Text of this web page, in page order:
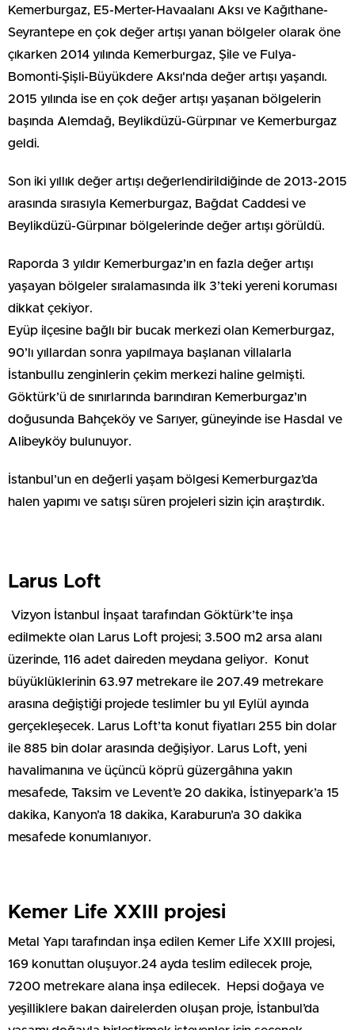
Kemerburgaz, E5-Merter-Havaalanı Aksı ve Kağıthane-
Seyrantepe en çok değer artışı yanan bölgeler olarak öne
çıkarken 2014 yılında Kemerburgaz, Şile ve Fulya-
Bomonti-Şişli-Büyükdere Aksı'nda değer artışı yaşandı.
2015 yılında ise en çok değer artışı yaşanan bölgelerin
başında Alemdağ, Beylikdüzü-Gürpınar ve Kemerburgaz
geldi.
Son iki yıllık değer artışı değerlendirildiğinde de 2013-2015
arasında sırasıyla Kemerburgaz, Bağdat Caddesi ve
Beylikdüzü-Gürpınar bölgelerinde değer artışı görüldü.
Raporda 3 yıldır Kemerburgaz’ın en fazla değer artışı
yaşayan bölgeler sıralamasında ilk 3’teki yereni koruması
dikkat çekiyor.
Eyüp ilçesine bağlı bir bucak merkezi olan Kemerburgaz,
90’lı yıllardan sonra yapılmaya başlanan villalarla
İstanbullu zenginlerin çekim merkezi haline gelmişti.
Göktürk’ü de sınırlarında barındıran Kemerburgaz’ın
doğusunda Bahçeköy ve Sarıyer, güneyinde ise Hasdal ve
Alibeyköy bulunuyor.
İstanbul’un en değerli yaşam bölgesi Kemerburgaz’da
halen yapımı ve satışı süren projeleri sizin için araştırdık.
Larus Loft
Vizyon İstanbul İnşaat tarafından Göktürk’te inşa
edilmekte olan Larus Loft projesi; 3.500 m2 arsa alanı
üzerinde, 116 adet daireden meydana geliyor. Konut
büyüklüklerinin 63.97 metrekare ile 207.49 metrekare
arasına değiştiği projede teslimler bu yıl Eylül ayında
gerçekleşecek. Larus Loft’ta konut fiyatları 255 bin dolar
ile 885 bin dolar arasında değişiyor. Larus Loft, yeni
havalimanına ve üçüncü köprü güzergâhına yakın
mesafede, Taksim ve Levent’e 20 dakika, İstinyepark’a 15
dakika, Kanyon’a 18 dakika, Karaburun’a 30 dakika
mesafede konumlanıyor.
Kemer Life XXIII projesi
Metal Yapı tarafından inşa edilen Kemer Life XXIII projesi,
169 konuttan oluşuyor.24 ayda teslim edilecek proje,
7200 metrekare alana inşa edilecek. Hepsi doğaya ve
yeşilliklere bakan dairelerden oluşan proje, İstanbul’da